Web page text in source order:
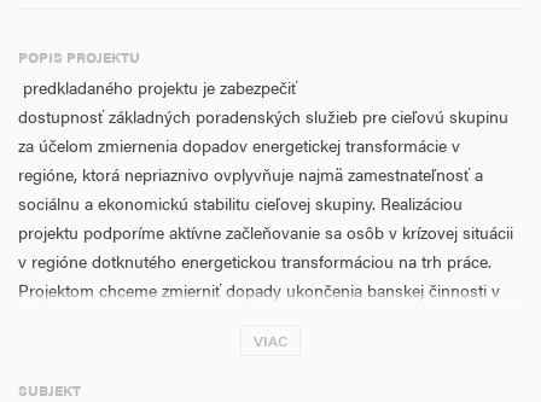
POPIS PROJEKTU
predkladaného projektu je zabezpečiť
dostupnosť základných poradenských služieb pre cieľovú skupinu
za účelom zmiernenia dopadov energetickej transformácie v
regióne, ktorá nepriaznivo ovplyvňuje najmä zamestnateľnosť a
sociálnu a ekonomickú stabilitu cieľovej skupiny. Realizáciou
projektu podporíme aktívne začleňovanie sa osôb v krízovej situácii
v regióne dotknutého energetickou transformáciou na trh práce.
Projektom chceme zmierniť dopady ukončenia banskej činnosti v
obyvateľov. Cieľovou skupinou tak budú predovšetkým zamestnanci
VIAC
SUBJEKT